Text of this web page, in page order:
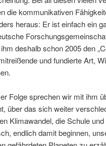
die kommunikativen
heraus: Er ist einfach ein
deshalb schon 2005 den
und fundierte Art,
Folge sprechen wir mit ihm
über das sich weiter
Klimawandel, die Schule
endlich damit beginnen,